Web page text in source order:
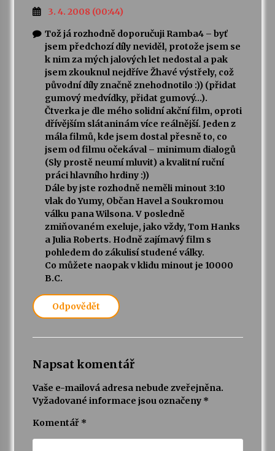
3. 4. 2008 (00:44)
Tož já rozhodně doporučuji Ramba4 – byť
jsem předchozí díly neviděl, protože jsem se
k nim za mých jalových let nedostal a pak
jsem zkouknul nejdříve Žhavé výstřely, což
původní díly značně znehodnotilo :)) (přidat
gumový medvídky, přidat gumový…).
Čtverka je dle mého solidní akční film, oproti
dřívějším slátaninám více reálnější. Jeden z
mála filmů, kde jsem dostal přesně to, co
jsem od filmu očekával – minimum dialogů
(Sly prostě neumí mluvit) a kvalitní ruční
práci hlavního hrdiny :))
Dále by jste rozhodně neměli minout 3:10
vlak do Yumy, Občan Havel a Soukromou
válku pana Wilsona. V posledně
zmiňovaném exeluje, jako vždy, Tom Hanks
a Julia Roberts. Hodně zajímavý film s
pohledem do zákulisí studené války.
Co můžete naopak v klidu minout je 10000
B.C.
Odpovědět
Napsat komentář
Vaše e-mailová adresa nebude zveřejněna.
Vyžadované informace jsou označeny *
Komentář *